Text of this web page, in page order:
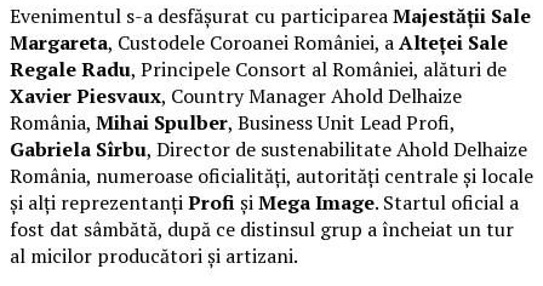
Evenimentul s-a desfășurat cu participareaMajestății Sale
Margareta, Custodele Coroanei României, aAlteței Sale
Regale Radu, Principele Consort al României, alături de
Xavier Piesvaux, Country Manager Ahold Delhaize
România, Mihai Spulber, Business Unit Lead Profi,
Gabriela Sîrbu, Director de sustenabilitate Ahold Delhaize
România, numeroase oficialități, autorități centrale și locale
și alți reprezentanțiProfișiMega Image. Startul oficial a
fost dat sâmbătă, după ce distinsul grup a încheiat un tur
al micilor producători și artizani.